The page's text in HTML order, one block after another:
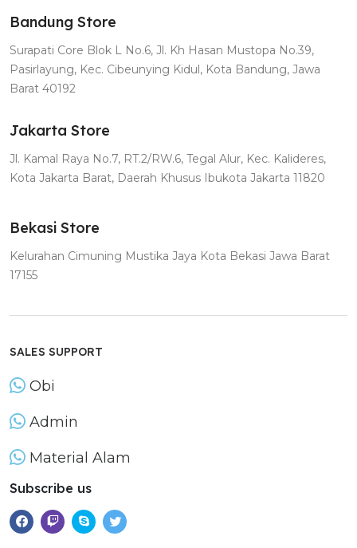
Bandung Store
Surapati Core Blok L No.6, Jl. Kh Hasan Mustopa No.39,
Pasirlayung, Kec. Cibeunying Kidul, Kota Bandung, Jawa
Barat 40192
Jakarta Store
Jl. Kamal Raya No.7, RT.2/RW.6, Tegal Alur, Kec. Kalideres,
Kota Jakarta Barat, Daerah Khusus Ibukota Jakarta 11820
Bekasi Store
Kelurahan Cimuning Mustika Jaya Kota Bekasi Jawa Barat
17155
SALES SUPPORT
Obi
Admin
Material Alam
Subscribe us